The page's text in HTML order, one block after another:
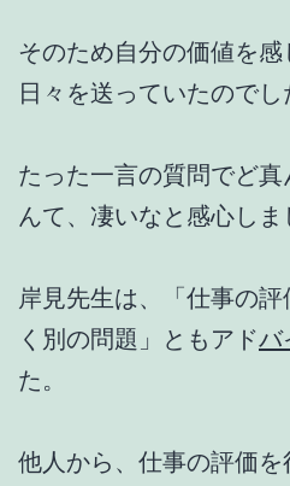
そのため自分の価値を
日々を送っていたのでし
たった一言の質問でど
んて、凄いなと感心しま
岸見先生は、「仕事の
く別の問題」ともアドバ
た。
他人から、仕事の評価